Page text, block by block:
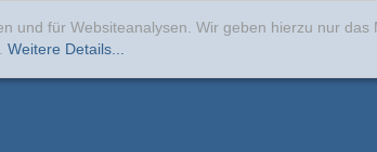
und für Websiteanalysen. Wir geben hierzu nur das
Weitere Details...